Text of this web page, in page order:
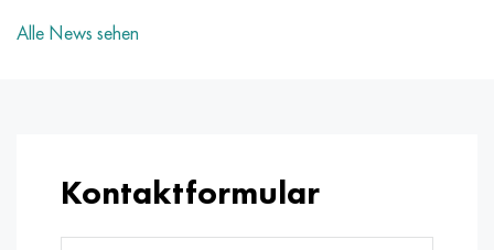
Alle News sehen
Kontaktformular
Nitronic 50
Nimonik 80a
80NHS
Thermometalle
HN77TYUR
N65M
SP-17
Legierung 28 - 1.4563
Legierung 926 - 1.4529
21NKMT
40H9S2
30HN3A, 31nicr14
35hgsa, 35hgsa